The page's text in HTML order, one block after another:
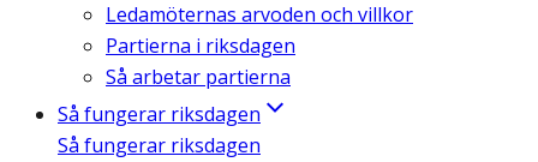
Ledamöternas arvoden och villkor
Partierna i riksdagen
Så arbetar partierna
Så fungerar riksdagen
Så fungerar riksdagen